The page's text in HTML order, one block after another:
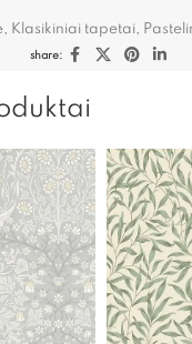
, Klasikiniai tapetai,
share: